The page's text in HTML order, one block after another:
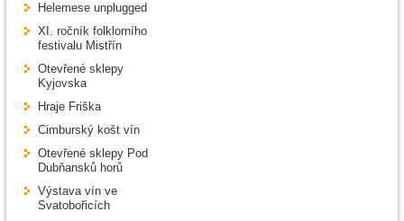
Helemese unplugged
XI. ročník folklorního
festivalu Mistřín
Otevřené sklepy
Kyjovska
Hraje Friška
Cimburský košt vín
Otevřené sklepy Pod
Dubňansků horů
Výstava vín ve
Svatobořicích